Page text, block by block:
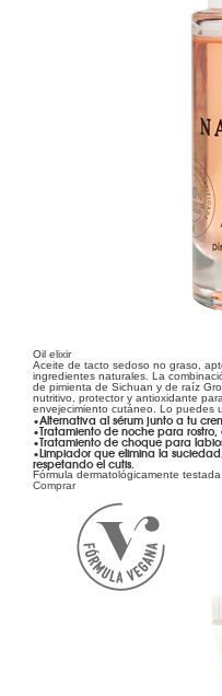
Oil elixir
Aceite de tacto sedoso no graso,
ingredientes naturales. La
de pimienta de Sichuan y de raíz
nutritivo, protector y antioxidante
envejecimiento cutáneo. Lo puedes
•Alternativa al sérum junto a tu
•Tratamiento de noche para rostro,
•Tratamiento de choque para
•Limpiador que elimina la
respetando el cutis.
Fórmula dermatológicamente
Comprar